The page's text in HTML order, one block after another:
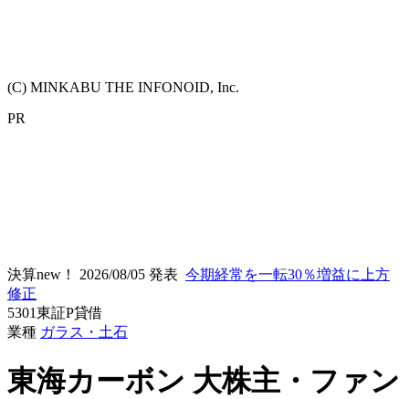
(C) MINKABU THE INFONOID, Inc.
PR
決算new！ 2026/08/05 発表 今期経常を一転30％増益に上方
修正
5301東証P貸借
業種 ガラス・土石
東海カーボン 大株主・ファン